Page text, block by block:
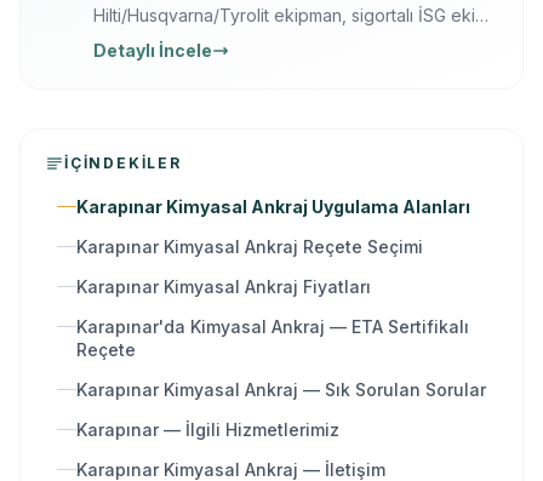
Hilti/Husqvarna/Tyrolit ekipman, sigortalı İSG ekip,
yazılı garanti, 7/24 ücretsiz keşif. Karot delme,
Detaylı İncele
İÇINDEKILER
Karapınar Kimyasal Ankraj Uygulama Alanları
Karapınar Kimyasal Ankraj Reçete Seçimi
Karapınar Kimyasal Ankraj Fiyatları
Karapınar'da Kimyasal Ankraj — ETA Sertifikalı
Reçete
Karapınar Kimyasal Ankraj — Sık Sorulan Sorular
Karapınar — İlgili Hizmetlerimiz
Karapınar Kimyasal Ankraj — İletişim